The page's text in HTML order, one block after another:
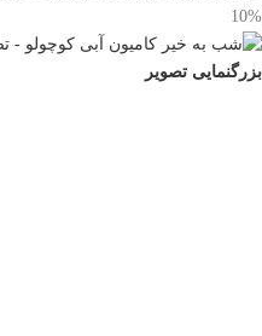
10%
بزرگنمایی تصویر